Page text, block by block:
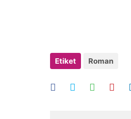
Etiket Roman